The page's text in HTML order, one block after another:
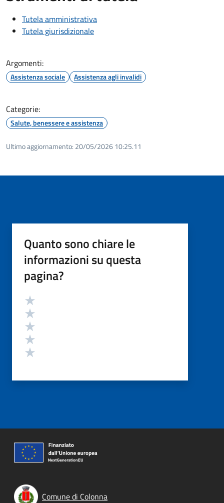
Tutela amministrativa
Tutela giurisdizionale
Argomenti:
Assistenza sociale Assistenza agli invalidi
Categorie:
Salute, benessere e assistenza
Ultimo aggiornamento: 20/05/2026 10:25.11
Quanto sono chiare le
informazioni su questa
pagina?
Valutazione
Comune di Colonna